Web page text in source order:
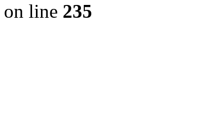
on line 235